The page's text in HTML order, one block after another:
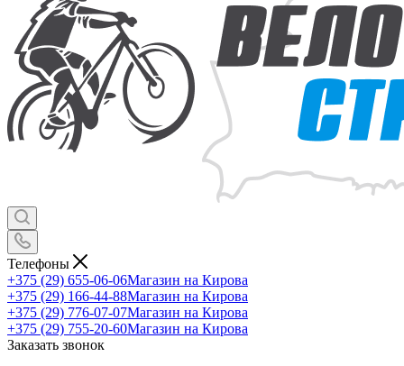
Телефоны
+375 (29) 655-06-06Магазин на Кирова
+375 (29) 166-44-88Магазин на Кирова
+375 (29) 776-07-07Магазин на Кирова
+375 (29) 755-20-60Магазин на Кирова
Заказать звонок